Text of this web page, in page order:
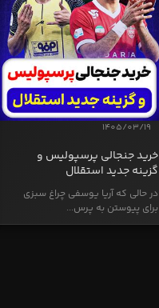
1405/03/19
خرید جنجالی پرسپولیس و
گزینه جدید استقلال
در حالی که آریا یوسفی چراغ سبزی
برای پیوستن به پرس...